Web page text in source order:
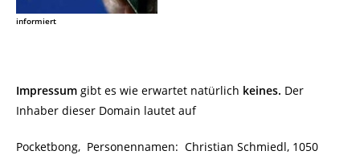
informiert
Impressum gibt es wie erwartet natürlich keines. Der
Inhaber dieser Domain lautet auf
Pocketbong, Personennamen: Christian Schmiedl, 1050